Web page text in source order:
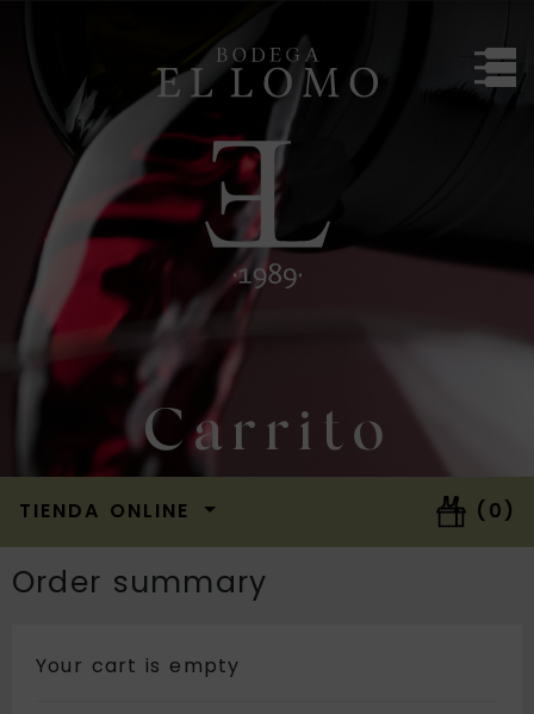
Carrito
TIENDA ONLINE (0)
Order summary
Imagen
Producto y precio
Cantidad y precio total
Eliminar del carrito
Your cart is empty